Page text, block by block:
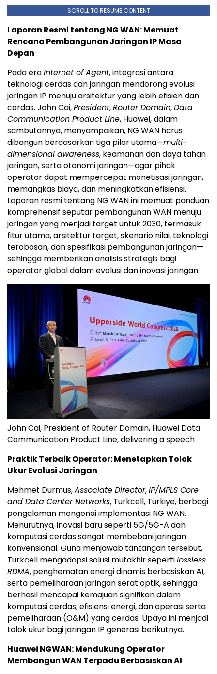
SCROLL TO RESUME CONTENT
Laporan Resmi tentang NG WAN: Memuat
Rencana Pembangunan Jaringan IP Masa
Depan
Pada eraInternet of Agent, integrasi antara
teknologi cerdas dan jaringan mendorong evolusi
jaringan IP menuju arsitektur yang lebih efisien dan
cerdas. John Cai,President,Router Domain,Data
Communication Product Line, Huawei, dalam
sambutannya, menyampaikan, NG WAN harus
dibangun berdasarkan tiga pilar utama—multi-
dimensional awareness, keamanan dan daya tahan
jaringan, serta otonomi jaringan—agar pihak
operator dapat mempercepat monetisasi jaringan,
memangkas biaya, dan meningkatkan efisiensi.
Laporan resmi tentang NG WAN ini memuat panduan
komprehensif seputar pembangunan WAN menuju
jaringan yang menjadi target untuk 2030, termasuk
fitur utama, arsitektur target, skenario nilai, teknologi
terobosan, dan spesifikasi pembangunan jaringan—
sehingga memberikan analisis strategis bagi
operator global dalam evolusi dan inovasi jaringan.
John Cai, President of Router Domain, Huawei Data
Communication Product Line, delivering a speech
Praktik Terbaik Operator: Menetapkan Tolok
Ukur Evolusi Jaringan
Mehmet Durmus,Associate Director,IP/MPLS Core
and Data Center Networks, Turkcell, Türkiye, berbagi
pengalaman mengenai implementasi NG WAN.
Menurutnya, inovasi baru seperti 5G/5G-A dan
komputasi cerdas sangat membebani jaringan
konvensional. Guna menjawab tantangan tersebut,
Turkcell mengadopsi solusi mutakhir sepertilossless
RDMA, penghematan energi dinamis berbasiskan AI,
serta pemeliharaan jaringan serat optik, sehingga
berhasil mencapai kemajuan signifikan dalam
komputasi cerdas, efisiensi energi, dan operasi serta
pemeliharaan (O&M) yang cerdas. Upaya ini menjadi
tolok ukur bagi jaringan IP generasi berikutnya.
Huawei NGWAN: Mendukung Operator
Membangun WAN Terpadu Berbasiskan AI